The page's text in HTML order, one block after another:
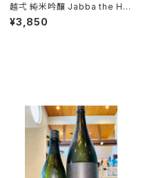
越弌 純米吟醸 Jabba the H
1800ml１本（株式会社越後鶴
亀・新潟県新潟市西蒲区竹野
¥3,850